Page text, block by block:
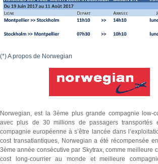
(*) A propos de Norwegian
Norwegian, est la 3ème plus grande compagnie low-
avec plus de 30 millions de passagers transportés
compagnie européenne à s’être lancée dans
cost transatlantiques, Norwegian a été récompensée
3ème année consécutive par Skytrax, comme meilleure
cost long-courrier au monde et meilleure